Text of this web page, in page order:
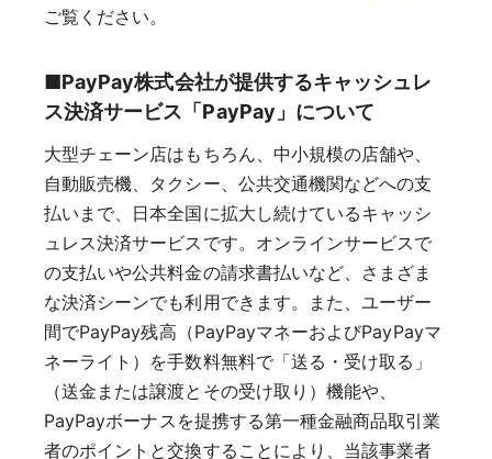
ご覧ください。
■PayPay株式会社が提供するキャッシュレ
ス決済サービス「PayPay」について
大型チェーン店はもちろん、中小規模の店舗や、
自動販売機、タクシー、公共交通機関などへの支
払いまで、日本全国に拡大し続けているキャッシ
ュレス決済サービスです。オンラインサービスで
の支払いや公共料金の請求書払いなど、さまざま
な決済シーンでも利用できます。また、ユーザー
間でPayPay残高（PayPayマネーおよびPayPayマ
ネーライト）を手数料無料で「送る・受け取る」
（送金または譲渡とその受け取り）機能や、
PayPayボーナスを提携する第一種金融商品取引業
者のポイントと交換することにより、当該事業者